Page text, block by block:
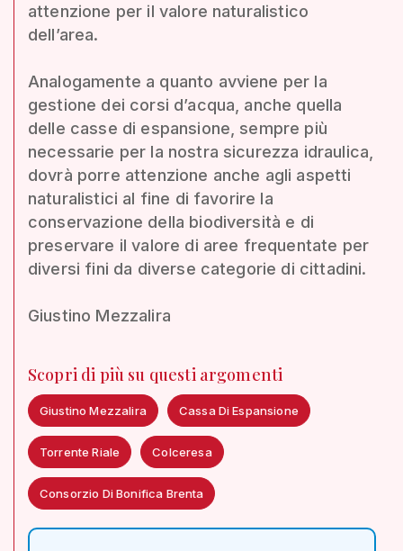
attenzione per il valore naturalistico
dell’area.
Analogamente a quanto avviene per la
gestione dei corsi d’acqua, anche quella
delle casse di espansione, sempre più
necessarie per la nostra sicurezza idraulica,
dovrà porre attenzione anche agli aspetti
naturalistici al fine di favorire la
conservazione della biodiversità e di
preservare il valore di aree frequentate per
diversi fini da diverse categorie di cittadini.
Giustino Mezzalira
Scopri di più su questi argomenti
Giustino Mezzalira Cassa Di Espansione
Torrente Riale Colceresa
Consorzio Di Bonifica Brenta